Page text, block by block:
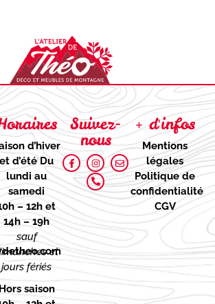
d’hiver
et d’étéDu
lundi au
samedi
– 12h et
14h – 19h
sauf
et
jours fériés
Hors saison
Suivez-
nous
+ d'infos
Mentions
légales
Politique de
confidentialité
CGV